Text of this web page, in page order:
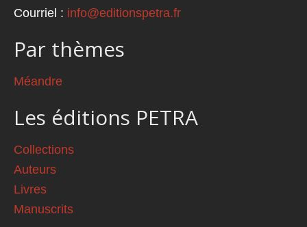
Courriel : info@editionspetra.fr
Par thèmes
Méandre
Les éditions PETRA
Collections
Auteurs
Livres
Manuscrits